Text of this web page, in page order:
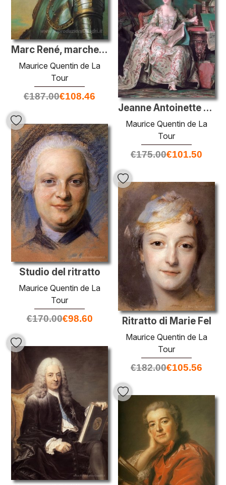
Marc René, marchese de Voyer d'Argenson, tenente generale degli
Maurice Quentin de La
Tour
€187.00€108.46
Jeanne Antoinette Poisson, marchesa di Pompadour
Maurice Quentin de La
Tour
€175.00€101.50
Studio del ritratto
Maurice Quentin de La
Tour
€170.00€98.60 Ritratto di Marie Fel
Maurice Quentin de La
Tour
€182.00€105.56